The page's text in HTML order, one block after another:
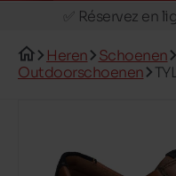
✅ Réservez en
📦 Livraison à
Heren Schoenen
Outdoorschoenen